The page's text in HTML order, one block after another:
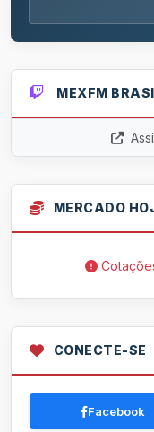
MEXFM
MERCADO
CONECTE-SE
Facebook